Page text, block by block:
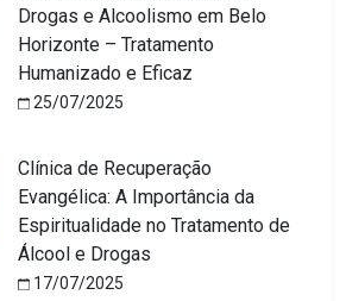
Drogas e Alcoolismo em Belo
Horizonte – Tratamento
Humanizado e Eficaz
25/07/2025
Clínica de Recuperação
Evangélica: A Importância da
Espiritualidade no Tratamento de
Álcool e Drogas
17/07/2025